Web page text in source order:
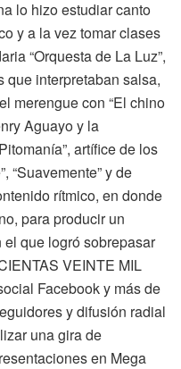
lo hizo estudiar canto
y a la vez tomar clases
“Orquesta de La Luz”,
que interpretaban salsa,
merengue con “El chino
Aguayo y la
artífice de los
“Suavemente” y de
rítmico, en donde
para producir un
que logró sobrepasar
VEINTE MIL
Facebook y más de
y difusión radial
una gira de
en Mega